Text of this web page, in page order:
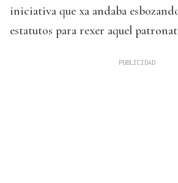
iniciativa que xa andaba
estatutos para rexer aquel